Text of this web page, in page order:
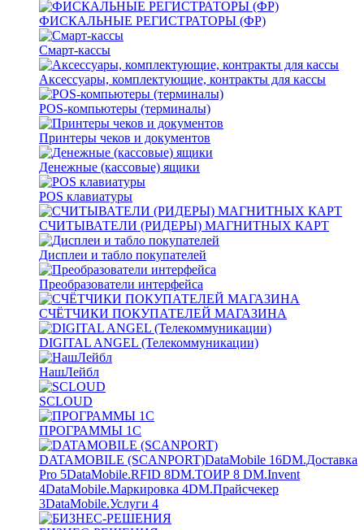
ФИСКАЛЬНЫЕ РЕГИСТРАТОРЫ (ФР)
Смарт-кассы
Аксессуары, комплектующие, контракты для кассы
POS-компьютеры (терминалы)
Принтеры чеков и документов
Денежные (кассовые) ящики
POS клавиатуры
СЧИТЫВАТЕЛИ (РИДЕРЫ) МАГНИТНЫХ КАРТ
Дисплеи и табло покупателей
Преобразователи интерфейса
СЧЁТЧИКИ ПОКУПАТЕЛЕЙ МАГАЗИНА
DIGITAL ANGEL (Телекоммуникации)
НашЛейбл
SCLOUD
ПРОГРАММЫ 1С
DATAMOBILE (SCANPORT)DataMobile 16DM.Доставка
Pro 5DataMobile.RFID 8DM.ТОИР 8 DM.Invent
4DataMobile.Маркировка 4DM.Прайсчекер
3DataMobile.Услуги 4